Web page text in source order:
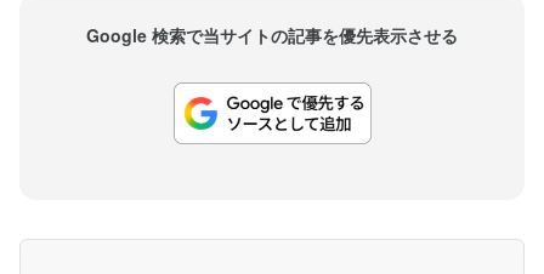
Google 検索で当サイトの記事を優先表示させる